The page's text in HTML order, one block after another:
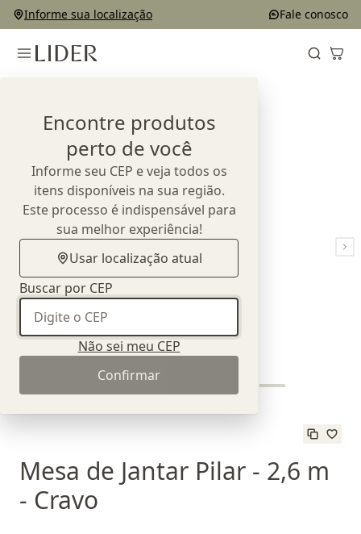
Informe sua localização Fale conosco
Encontre produtos
perto de você
Informe seu CEP e veja todos os
itens disponíveis na sua região.
Este processo é indispensável para
sua melhor experiência!
Usar localização atual
Buscar por CEP
Não sei meu CEP
Confirmar
Mesa de Jantar Pilar - 2,6 m
- Cravo